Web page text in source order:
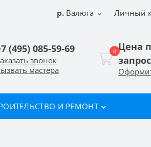
р. Валюта Личный
(495) 085-59-69
звонок
мастера
0 Цена
И РЕМОНТ